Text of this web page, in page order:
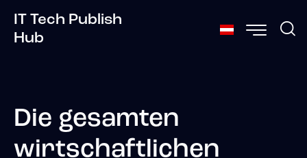
IT Tech Publish
Hub
Die gesamten
wirtschaftlichen